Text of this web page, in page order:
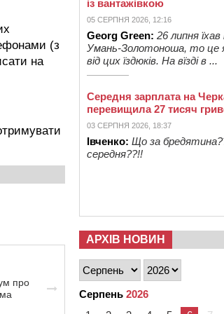
(з
на
про
із вантажівкою
05 СЕРПНЯ 2026, 12:16
Georg Green: 26 липня
Умань-Золотоноша, то це
від цих їздюків. На вїзді в ...
Середня зарплата на
перевищила 27 тисяч
03 СЕРПНЯ 2026, 18:37
Івченко: Що за
середня??!!
АРХІВ НОВИН
Серпень 2026